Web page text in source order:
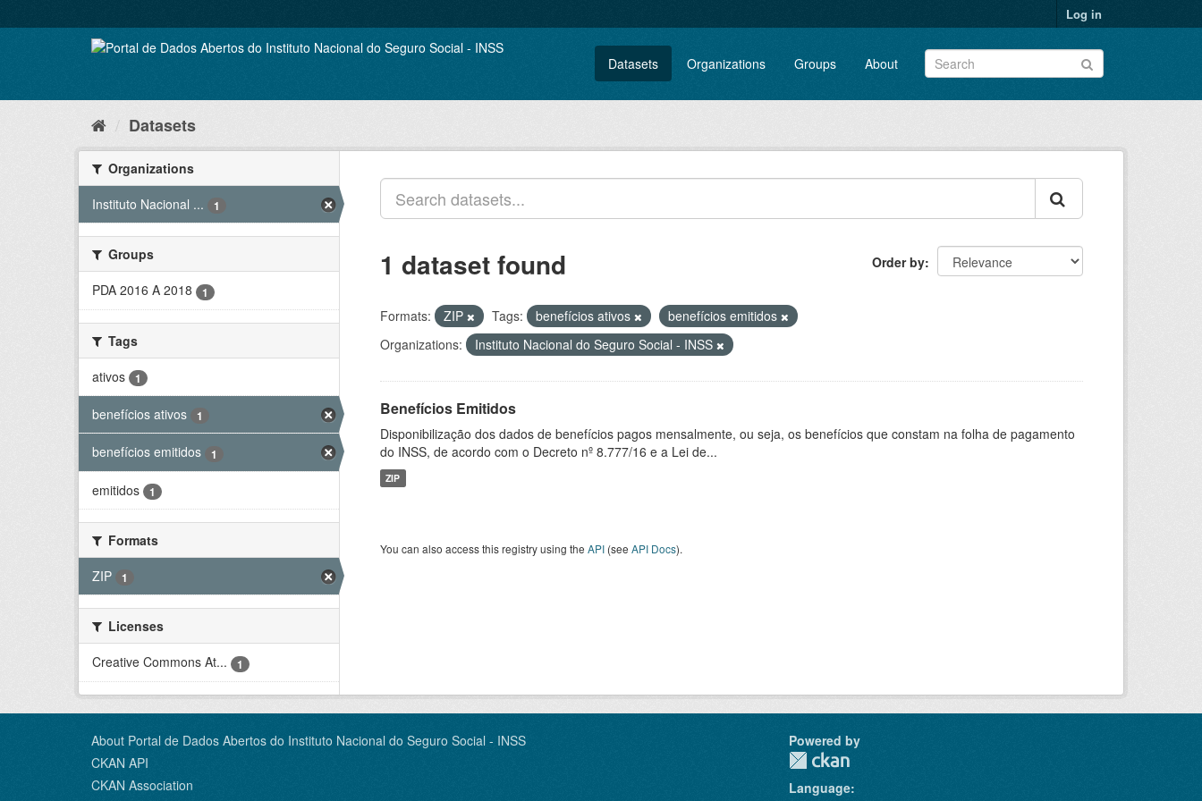
to
Log in
Datasets Organizations Groups About
Datasets
Organizations
Instituto Nacional ...
1
Groups
PDA 2016 A 2018
1
Tags
ativos
1
benefícios ativos 1
benefícios emitidos 1
emitidos 1
Formats
ZIP
1
Licenses
Creative Commons At...
1
Order by
1 dataset found
Formats: ZIP Tags: benefícios ativos
benefícios emitidos
Organizations:
Instituto Nacional do Seguro Social - INSS
Benefícios Emitidos
Disponibilização dos dados de benefícios pagos mensalmente, ou seja, os benefícios que constam na folha de pagamento
do INSS, de acordo com o Decreto nº 8.777/16 e a Lei de...
ZIP
You can also access this registry using the API (see API Docs).
About Portal de Dados Abertos do Instituto Nacional do Seguro Social - INSS
CKAN API
CKAN Association
Powered by
Language